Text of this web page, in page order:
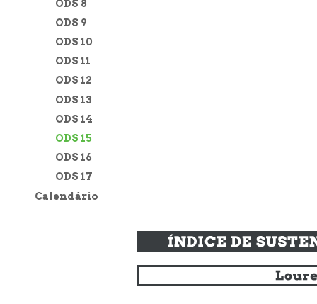
ODS 8
ODS 9
ODS 10
ODS 11
ODS 12
ODS 13
ODS 14
ODS 15
ODS 16
ODS 17
Calendário